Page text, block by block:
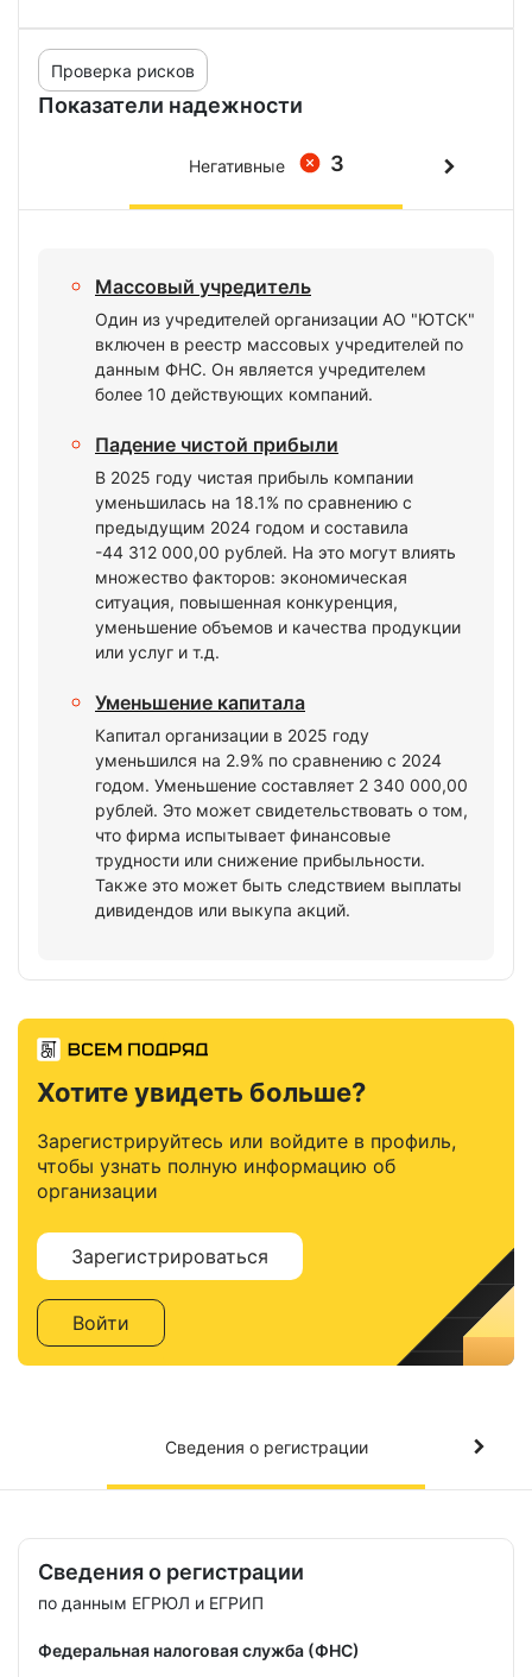
Показатели надежности
Проверка рисков
3
Негативные
Массовый учредитель
Один из учредителей организации АО "ЮТСК"
включен в реестр массовых учредителей по
данным ФНС. Он является учредителем
более 10 действующих компаний.
Падение чистой прибыли
В 2025 году чистая прибыль компании
уменьшилась на 18.1% по сравнению с
предыдущим 2024 годом и составила
-44 312 000,00 рублей. На это могут влиять
множество факторов: экономическая
ситуация, повышенная конкуренция,
уменьшение объемов и качества продукции
или услуг и т.д.
Уменьшение капитала
Капитал организации в 2025 году
уменьшился на 2.9% по сравнению с 2024
годом. Уменьшение составляет 2 340 000,00
рублей. Это может свидетельствовать о том,
что фирма испытывает финансовые
трудности или снижение прибыльности.
Также это может быть следствием выплаты
дивидендов или выкупа акций.
Хотите увидеть больше?
Зарегистрируйтесь или войдите в профиль,
чтобы узнать полную информацию об
организации
Зарегистрироваться
Войти
Сведения о регистрации
Сведения о регистрации
по данным ЕГРЮЛ и ЕГРИП
Федеральная налоговая служба (ФНС)